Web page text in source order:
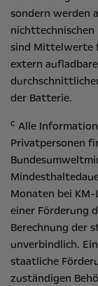
sondern werden
sind Mittelwerte
extern
der Batterie.
c Alle
Privatpersonen
Monaten bei
einer Förderung
Berechnung der
unverbindlich.
staatliche
zuständigen